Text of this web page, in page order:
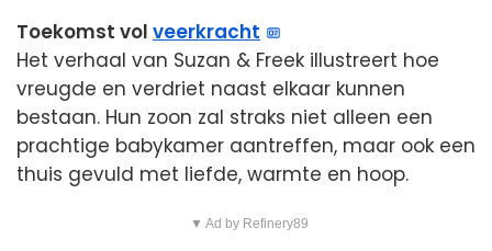
Toekomst vol veerkracht
Het verhaal van Suzan & Freek illustreert hoe
vreugde en verdriet naast elkaar kunnen
bestaan. Hun zoon zal straks niet alleen een
prachtige babykamer aantreffen, maar ook een
thuis gevuld met liefde, warmte en hoop.
▼ Ad by Refinery89